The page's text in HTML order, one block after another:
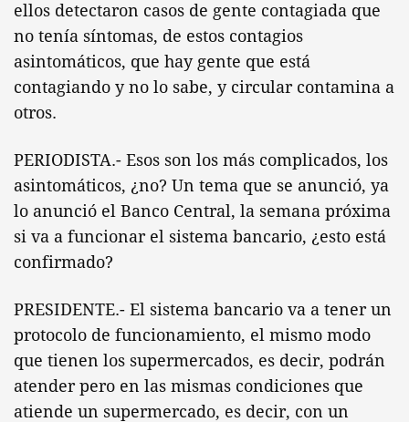
ellos detectaron casos de gente contagiada que
no tenía síntomas, de estos contagios
asintomáticos, que hay gente que está
contagiando y no lo sabe, y circular contamina a
otros.
PERIODISTA.- Esos son los más complicados, los
asintomáticos, ¿no? Un tema que se anunció, ya
lo anunció el Banco Central, la semana próxima
si va a funcionar el sistema bancario, ¿esto está
confirmado?
PRESIDENTE.- El sistema bancario va a tener un
protocolo de funcionamiento, el mismo modo
que tienen los supermercados, es decir, podrán
atender pero en las mismas condiciones que
atiende un supermercado, es decir, con un